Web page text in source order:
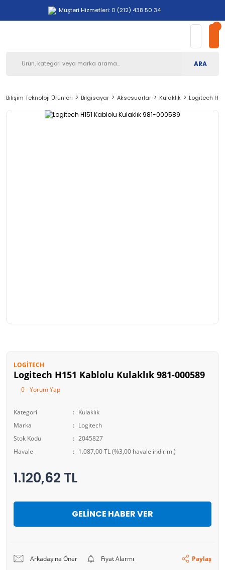
Müşteri Hizmetleri: 0 (212) 438 50 34
ARA
Bilişim Teknoloji Ürünleri Bilgisayar Aksesuarlar Kulaklık Logitech
LOGITECH
Logitech H151 Kablolu Kulaklık 981-000589
0 - Yorum Yap
Kategori
Kulaklık
Marka
Logitech
Stok Kodu
2045827
Havale
1.087,00 TL (%3,00 havale indirimi)
1.120,62 TL
GELİNCE HABER VER
Arkadaşına Öner Fiyat Alarmı Paylaş